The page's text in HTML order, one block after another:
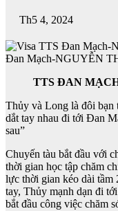
Th5 4, 2024
Đan Mạch-NGUYỄN
TTS ĐAN
Thủy và Long là đôi bạn
dắt tay nhau đi tới Đan
sau”
Chuyến tàu bắt đầu với
thời gian học tập chăm
lực thời gian kéo dài tầm
tay, Thủy mạnh dạn đi
bắt đầu công việc chăm